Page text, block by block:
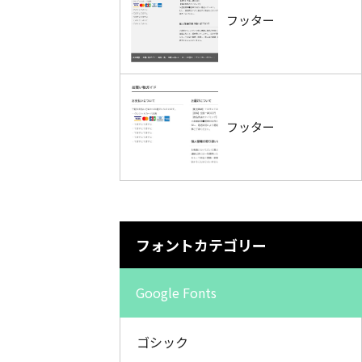
フッター
フッター
フォントカテゴリー
Google Fonts
ゴシック